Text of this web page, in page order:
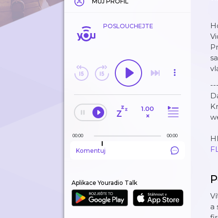
POSLOUCHEJTE
1.00
×
00:00 00:00
Komentuj
Aplikace Youradio Talk
---
a